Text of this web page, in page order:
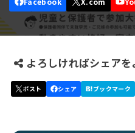
よろしければシェアを